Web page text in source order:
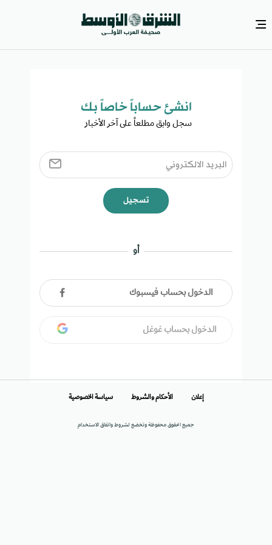
انشئ حساباً خاصاً بك​
سجل وابق مطلعاً على آخر الأخبار ​
تسجيل
أو
الدخول بحساب فيسبوك
الدخول بحساب غوغل
جميع الحقوق محفوظة وتخضع لشروط واتفاق الاستخدام
إعلان الأحكام والشروط سياسة الخصوصية